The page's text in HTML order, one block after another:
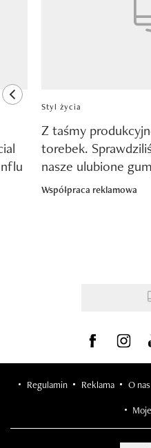
previous element
Styl życia
Z taśmy
torebek.
nasze ulubione
Współpraca reklamowa
Visit us onVisit us
Regulamin Reklama O nas